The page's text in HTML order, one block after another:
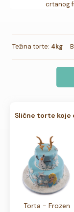
crtanog
Težina torte: 4kg
Slične torte koje
Torta - Frozen